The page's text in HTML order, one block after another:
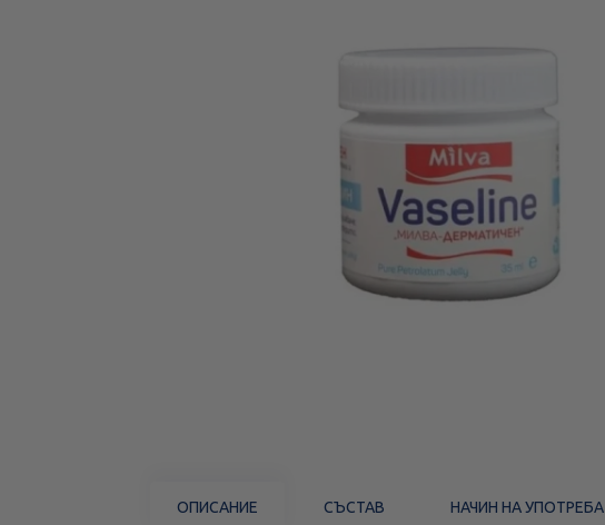
ОПИСАНИЕ СЪСТАВ НАЧИН НА УПОТРЕБА